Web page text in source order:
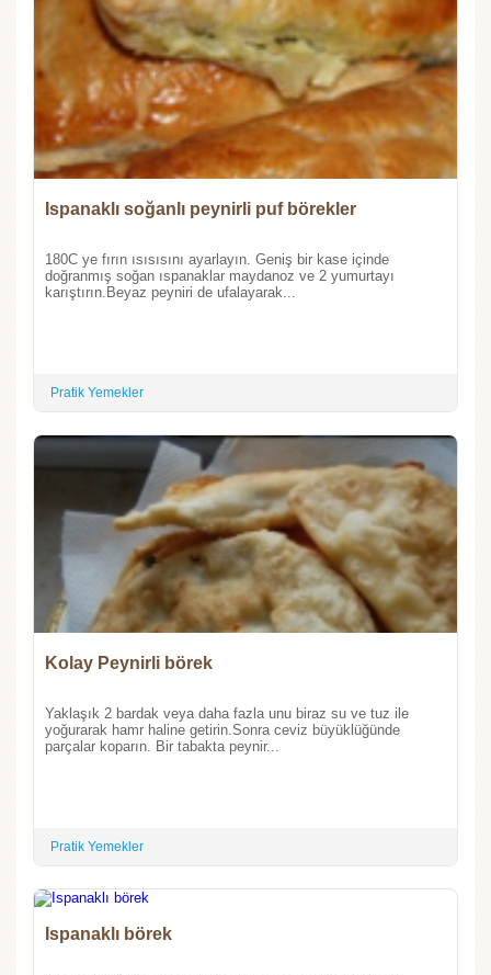
Ispanaklı soğanlı peynirli puf börekler
180C ye fırın ısısısını ayarlayın. Geniş bir kase içinde
doğranmış soğan ıspanaklar maydanoz ve 2 yumurtayı
karıştırın.Beyaz peyniri de ufalayarak...
Pratik Yemekler
Kolay Peynirli börek
Yaklaşık 2 bardak veya daha fazla unu biraz su ve tuz ile
yoğurarak hamr haline getirin.Sonra ceviz büyüklüğünde
parçalar koparın. Bir tabakta peynir...
Pratik Yemekler
Ispanaklı börek